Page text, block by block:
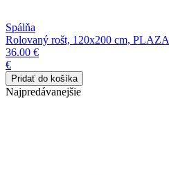
Spálňa
Rolovaný rošt, 120x200 cm, PLAZA
36.00 €
€
Najpredávanejšie